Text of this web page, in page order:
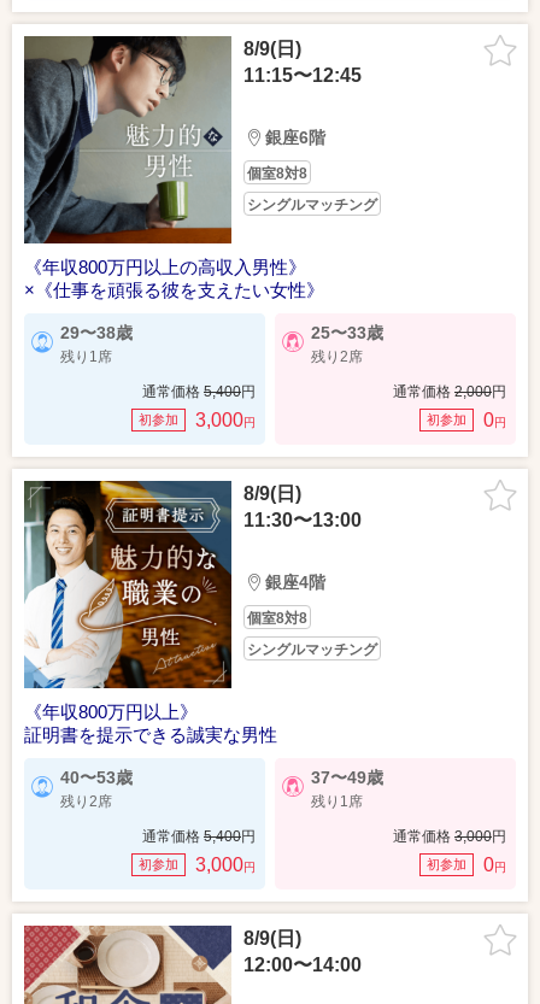
8/9(日)
11:15〜12:45
銀座6階
個室8対8
シングルマッチング
《年収800万円以上の高収入男性》
×《仕事を頑張る彼を支えたい女性》
29〜38歳
残り1席
通常価格 5,400円
初参加 3,000円
25〜33歳
残り2席
通常価格 2,000円
初参加 0円
8/9(日)
11:30〜13:00
銀座4階
個室8対8
シングルマッチング
《年収800万円以上》
証明書を提示できる誠実な男性
40〜53歳
残り2席
通常価格 5,400円
初参加 3,000円
37〜49歳
残り1席
通常価格 3,000円
初参加 0円
8/9(日)
12:00〜14:00